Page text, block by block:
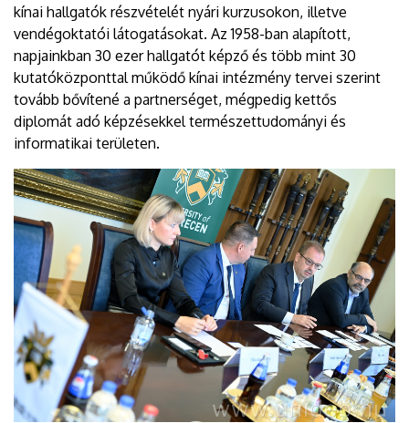
kínai hallgatók részvételét nyári kurzusokon, illetve
vendégoktatói látogatásokat. Az 1958-ban alapított,
napjainkban 30 ezer hallgatót képző és több mint 30
kutatóközponttal működő kínai intézmény tervei szerint
tovább bővítené a partnerséget, mégpedig kettős
diplomát adó képzésekkel természettudományi és
informatikai területen.